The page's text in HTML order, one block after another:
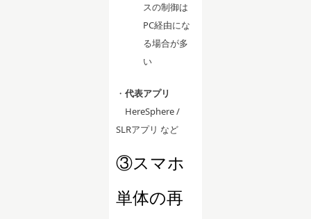
スの制御は
PC経由にな
る場合が多
い
・代表アプリ
HereSphere /
SLRアプリ など
③スマホ
単体の再